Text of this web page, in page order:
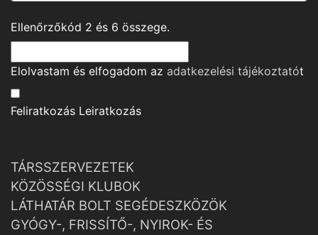
Ellenőrzőkód 2 és 6 összege.
Elolvastam és elfogadom az adatkezelési tájékoztatót
Feliratkozás Leiratkozás
TÁRSSZERVEZETEK
KÖZÖSSÉGI KLUBOK
LÁTHATÁR BOLT SEGÉDESZKÖZÖK
GYÓGY-, FRISSÍTŐ-, NYIROK- ÉS